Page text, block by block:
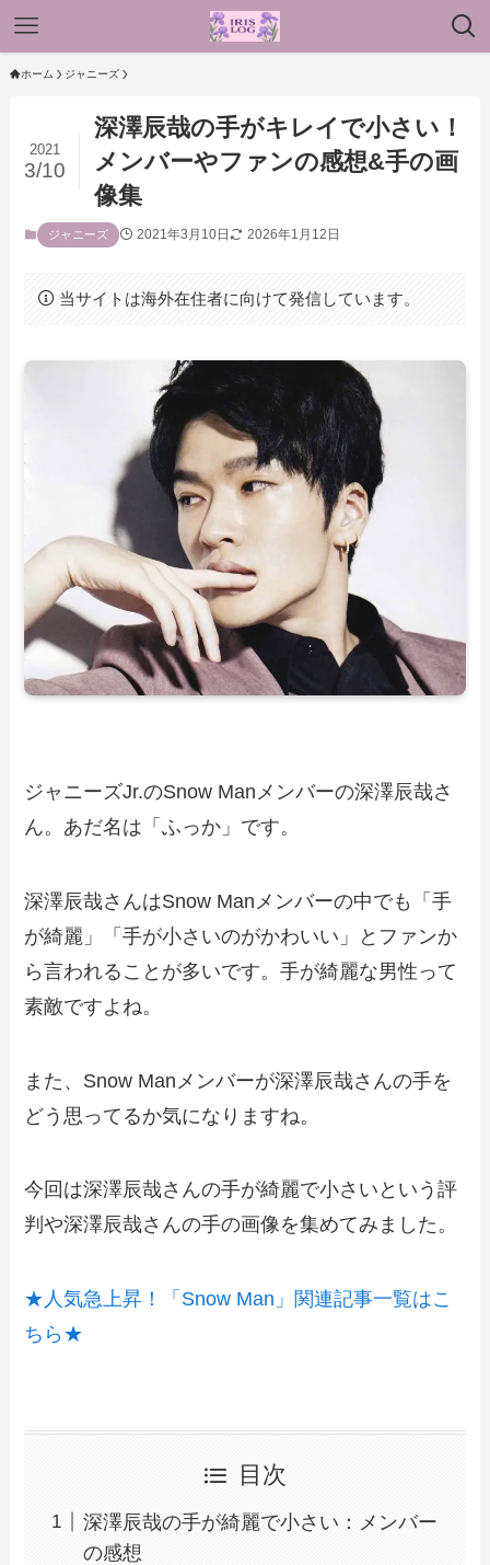
ホーム ジャニーズ
深澤辰哉の手がキレイで小さい！
メンバーやファンの感想&手の画
像集
2021
3/10
ジャニーズ 2021年3月10日 2026年1月12日
当サイトは海外在住者に向けて発信しています。
ジャニーズJr.のSnow Manメンバーの深澤辰哉さ
ん。あだ名は「ふっか」です。
深澤辰哉さんはSnow Manメンバーの中でも「手
が綺麗」「手が小さいのがかわいい」とファンか
ら言われることが多いです。手が綺麗な男性って
素敵ですよね。
また、Snow Manメンバーが深澤辰哉さんの手を
どう思ってるか気になりますね。
今回は深澤辰哉さんの手が綺麗で小さいという評
判や深澤辰哉さんの手の画像を集めてみました。
★人気急上昇！「Snow Man」関連記事一覧はこ
ちら★
目次
深澤辰哉の手が綺麗で小さい：メンバー
の感想